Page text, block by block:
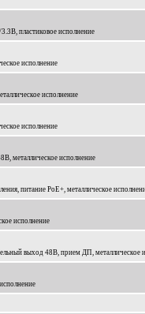
пластиковое исполнение
исполнение
исполнение
исполнение
металлическое исполнение
питание PoE+, металлическое
исполнение
выход 48В, прием ДП, металлическое